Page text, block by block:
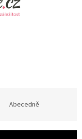
Abecedně